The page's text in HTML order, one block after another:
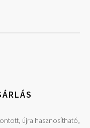
újra hasznosítható,